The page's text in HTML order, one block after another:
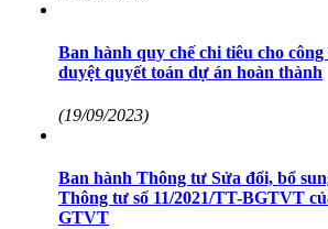
Ban hành quy chế chi tiêu cho
duyệt quyết toán dự án hoàn thành
(19/09/2023)
Ban hành Thông tư Sửa đổi, bổ
Thông tư số 11/2021/TT-BGTVT
GTVT